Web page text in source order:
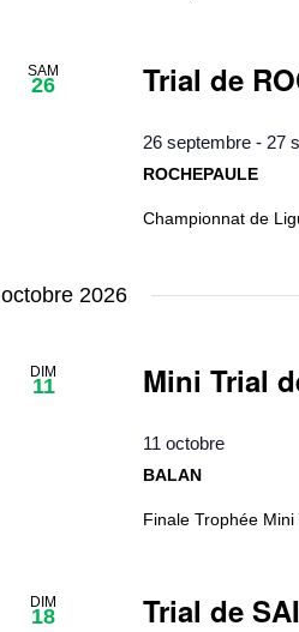
SAM
26 Trial de
26 septembre - 27
ROCHEPAULE
Championnat de
octobre 2026
DIM
11 Mini Trial
11 octobre
BALAN
Finale Trophée
DIM
18 Trial de